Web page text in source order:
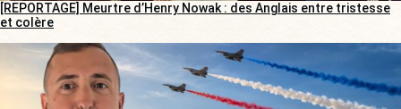
[REPORTAGE] Meurtre d’Henry Nowak : des Anglais entre tristesse
et colère